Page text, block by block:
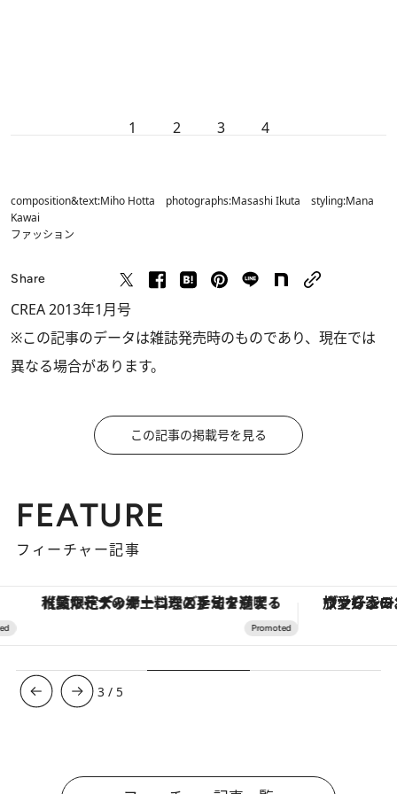
1 2 3 4
composition&text:Miho Hotta photographs:Masashi Ikuta styling:Mana
Kawai
ファッション
Share
CREA 2013年1月号
※この記事のデータは雑誌発売時のものであり、現在では
異なる場合があります。
この記事の掲載号を見る
FEATURE
フィーチャー記事
【夏限定ディナーコース】旬を迎える稚鮎や花ズッキーニなどをイタリア・トスカーナの郷土料理の手法で満喫！ ヴァシュロン・コンスタンタ
3 / 5